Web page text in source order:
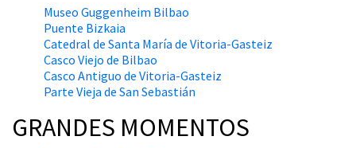
Museo Guggenheim Bilbao
Puente Bizkaia
Catedral de Santa María de Vitoria-Gasteiz
Casco Viejo de Bilbao
Casco Antiguo de Vitoria-Gasteiz
Parte Vieja de San Sebastián
GRANDES MOMENTOS